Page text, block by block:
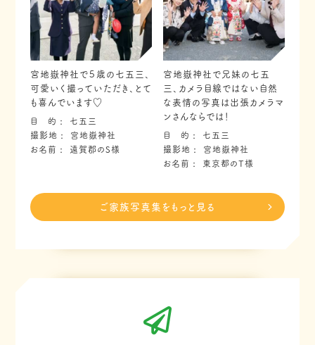
宮地嶽神社で５歳の七五三、
可愛いく撮っていただき、とて
も喜んでいます♡
目 的
七五三
撮影地
宮地嶽神社
お名前
遠賀郡のS様
宮地嶽神社で兄妹の七五
三、カメラ目線ではない自然
な表情の写真は出張カメラマ
ンさんならでは！
目 的
七五三
撮影地
宮地嶽神社
お名前
東京都のT様
ご家族写真集をもっと見る